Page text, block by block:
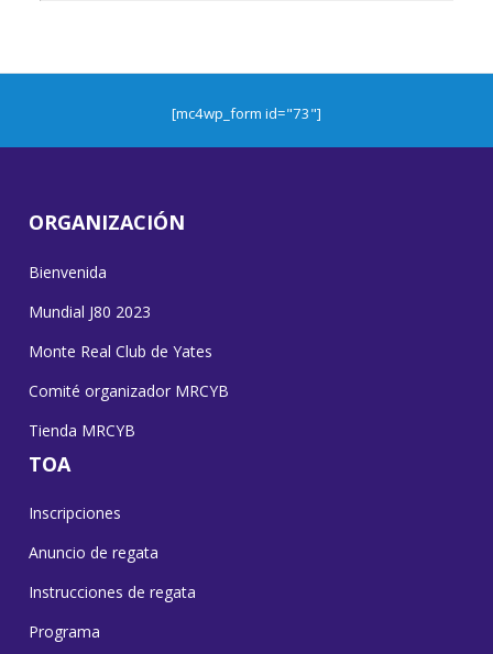
[mc4wp_form id="73"]
ORGANIZACIÓN
Bienvenida
Mundial J80 2023
Monte Real Club de Yates
Comité organizador MRCYB
Tienda MRCYB
TOA
Inscripciones
Anuncio de regata
Instrucciones de regata
Programa